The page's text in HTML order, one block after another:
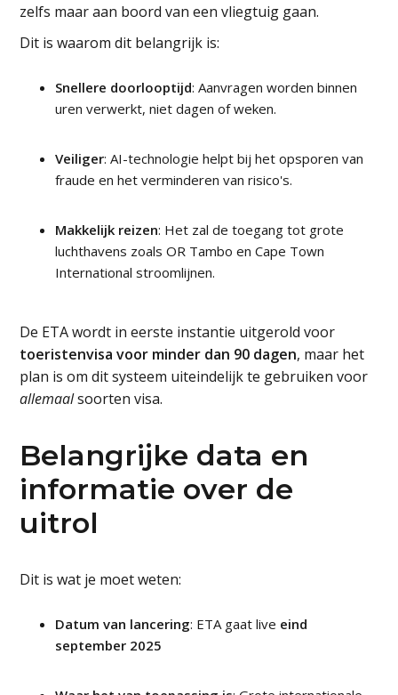
zelfs maar aan boord van een vliegtuig gaan.
Dit is waarom dit belangrijk is:
Snellere doorlooptijd: Aanvragen worden binnen
uren verwerkt, niet dagen of weken.
Veiliger: AI-technologie helpt bij het opsporen van
fraude en het verminderen van risico's.
Makkelijk reizen: Het zal de toegang tot grote
luchthavens zoals OR Tambo en Cape Town
International stroomlijnen.
De ETA wordt in eerste instantie uitgerold voor
toeristenvisa voor minder dan 90 dagen, maar het
plan is om dit systeem uiteindelijk te gebruiken voor
allemaalsoorten visa.
Belangrijke data en
informatie over de
uitrol
Dit is wat je moet weten:
Datum van lancering: ETA gaat live eind
september 2025